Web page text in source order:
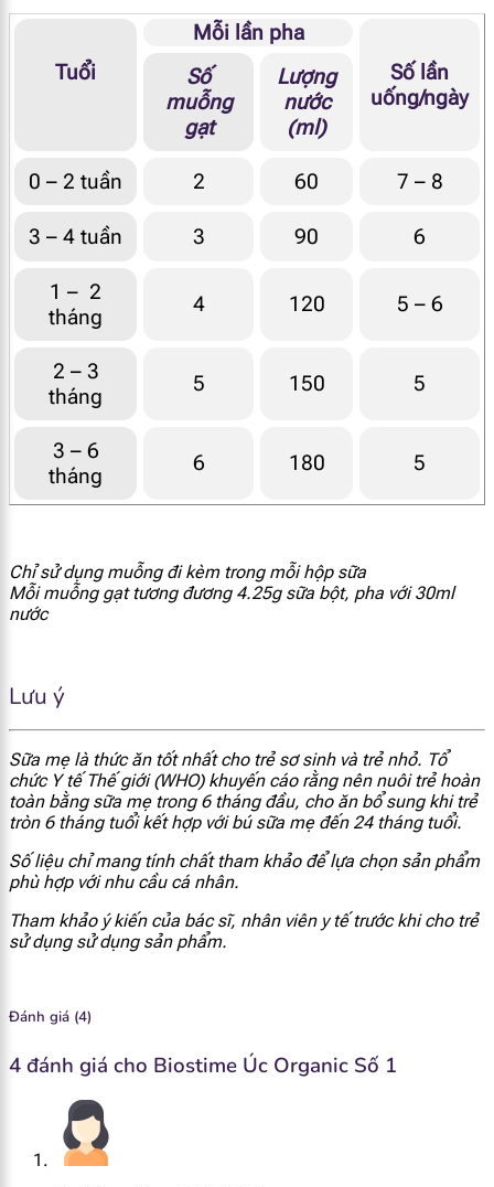
1.15 mg α-TE
[popup_anything
1.14 mcg
id="1914"]
[popup_anything
[popup_anything
id="1922"]
[popup_anything
id="1923"]
[popup_anything
id="1924"]
id="1925"]
[popup_anything
[popup_anything
[popup_anything
id="1927"]
15.4 mcg
[popup_anything
id="1928"]
0.14 mcg
[popup_anything
id="1967"]
[popup_anything
id="1968"]
[popup_anything
id="1969"]
[popup_anything
Tuổi
Mỗi lần pha
Số lần
uống/ngày
Số
muỗng
gạt
Lượng
nước
(ml)
0 – 2 tuần 2 60 7 – 8
3 – 4 tuần 3 90 6
1 – 2
tháng
4 120 5 – 6
2 – 3
tháng
5 150 5
3 – 6
tháng
6 180 5
Chỉ sử dụng muỗng đi kèm trong mỗi hộp sữa
Mỗi muỗng gạt tương đương 4.25g sữa bột, pha với 30ml
nước
Lưu ý
Sữa mẹ là thức ăn tốt nhất cho trẻ sơ sinh và trẻ nhỏ. Tổ
chức Y tế Thế giới (WHO) khuyến cáo rằng nên nuôi trẻ hoàn
toàn bằng sữa mẹ trong 6 tháng đầu, cho ăn bổ sung khi trẻ
tròn 6 tháng tuổi kết hợp với bú sữa mẹ đến 24 tháng tuổi.
Số liệu chỉ mang tính chất tham khảo để lựa chọn sản phẩm
phù hợp với nhu cầu cá nhân.
Tham khảo ý kiến của bác sĩ, nhân viên y tế trước khi cho trẻ
sử dụng sử dụng sản phẩm.
Đánh giá (4)
4 đánh giá cho Biostime Úc Organic Số 1